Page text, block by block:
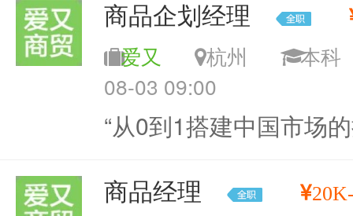
商品企划经理
爱又 杭州
本
08-03 09:00
“从0到1搭建中国市场
商品经理